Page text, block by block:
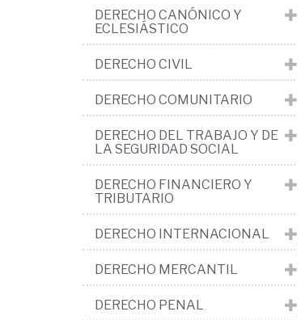
DERECHO CANÓNICO Y
ECLESIÁSTICO
DERECHO CIVIL
DERECHO COMUNITARIO
DERECHO DEL TRABAJO Y DE
LA SEGURIDAD SOCIAL
DERECHO FINANCIERO Y
TRIBUTARIO
DERECHO INTERNACIONAL
DERECHO MERCANTIL
DERECHO PENAL